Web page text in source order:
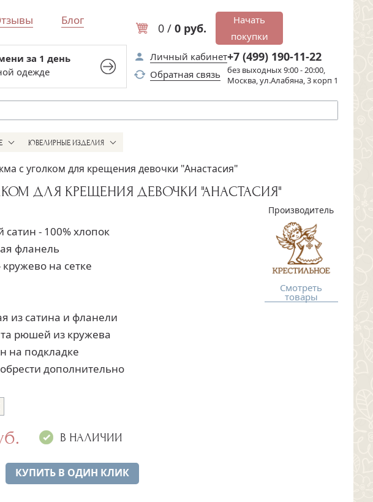
Блог
0 / 0 руб.
Начать
покупки
и крестин
за 1 день
одежде
Личный кабинет
Обратная связь
+7 (499) 190-11-22
без выходных 9:00 - 20:00,
Москва, ул.Алабяна, 3 корп 1
ЮВЕЛИРНЫЕ ИЗДЕЛИЯ
с уголком для крещения девочки "Анастасия"
ДЛЯ КРЕЩЕНИЯ ДЕВОЧКИ "АНАСТАСИЯ"
- 100% хлопок
фланель
на сетке
из сатина и фланели
рюшей из кружева
на подкладке
дополнительно
Производитель
Смотреть
товары
В НАЛИЧИИ
КУПИТЬ В ОДИН КЛИК